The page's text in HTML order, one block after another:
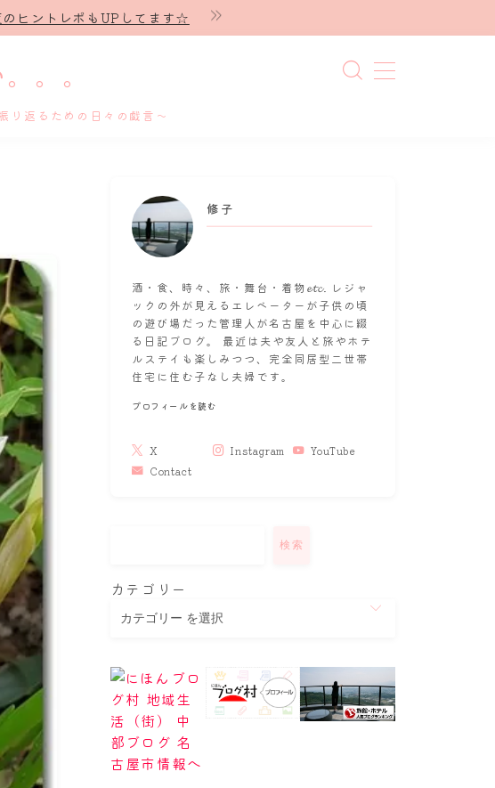
のヒントレポもUPしてます☆
。。
返るための日々の戯言～
修子
酒・食、時々、旅・舞台・着物𝓮𝓽𝓬. レジャ
ックの外が見えるエレベーターが子供の頃
の遊び場だった管理人が名古屋を中心に綴
る日記ブログ。 最近は夫や友人と旅やホテ
ルステイも楽しみつつ、完全同居型二世帯
住宅に住む子なし夫婦です。
プロフィールを読む
X Instagram
YouTube
Contact
検索
カテゴリー